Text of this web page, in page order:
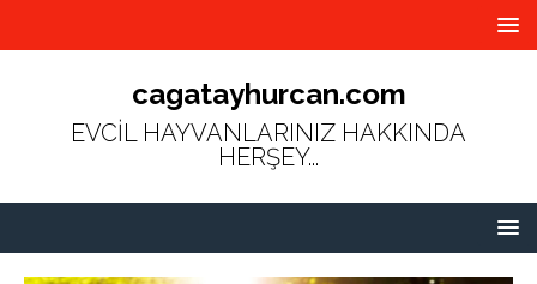
cagatayhurcan.com
EVCİL HAYVANLARINIZ HAKKINDA
HERŞEY...